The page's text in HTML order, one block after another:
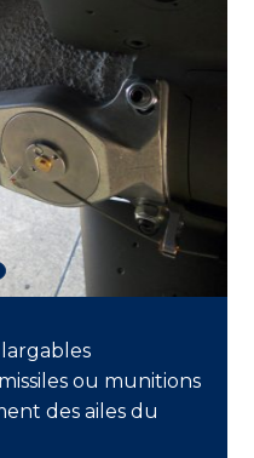
ou munitions
des ailes du